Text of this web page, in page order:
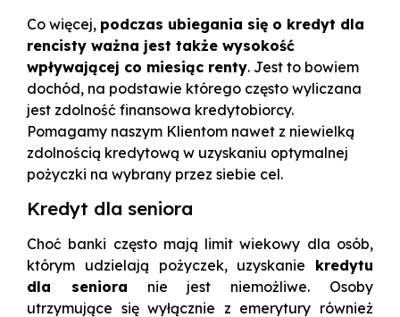
Co więcej, podczas ubiegania się o kredyt dla
rencisty ważna jest także wysokość
wpływającej co miesiąc renty. Jest to bowiem
dochód, na podstawie którego często wyliczana
jest zdolność finansowa kredytobiorcy.
Pomagamy naszym Klientom nawet z niewielką
zdolnością kredytową w uzyskaniu optymalnej
pożyczki na wybrany przez siebie cel.
Kredyt dla seniora
Choć banki często mają limit wiekowy dla osób,
którym udzielają pożyczek, uzyskanie kredytu
dla seniora nie jest niemożliwe. Osoby
utrzymujące się wyłącznie z emerytury również